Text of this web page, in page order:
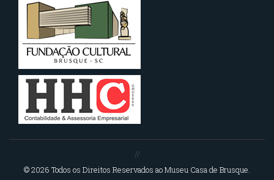
//
© 2026 Todos os Direitos Reservados ao Museu Casa de Brusque.